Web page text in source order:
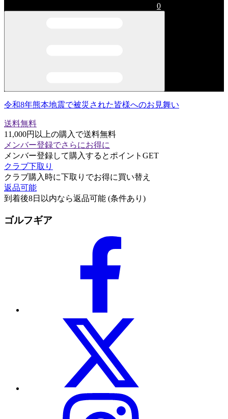
0
令和8年熊本地震で被災された皆様へのお見舞い
送料無料
11,000円以上の購入で送料無料
メンバー登録でさらにお得に
メンバー登録して購入するとポイントGET
クラブ下取り
クラブ購入時に下取りでお得に買い替え
返品可能
到着後8日以内なら返品可能 (条件あり)
ゴルフギア